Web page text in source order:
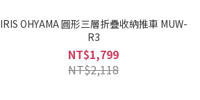
IRIS OHYAMA 圓形三層折疊收納推車 MUW-
R3
NT$1,799
NT$2,118